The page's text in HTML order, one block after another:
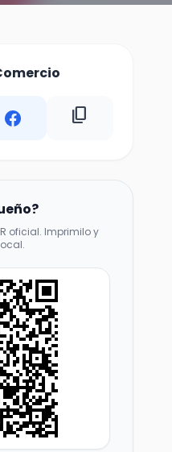
content_copy
oficial. Imprimilo y